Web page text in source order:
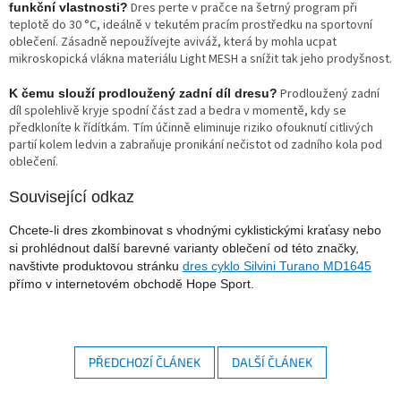
funkční vlastnosti? Dres perte v pračce na šetrný program při
teplotě do 30 °C, ideálně v tekutém pracím prostředku na sportovní
oblečení. Zásadně nepoužívejte aviváž, která by mohla ucpat
mikroskopická vlákna materiálu Light MESH a snížit tak jeho prodyšnost.
K čemu slouží prodloužený zadní díl dresu? Prodloužený zadní
díl spolehlivě kryje spodní část zad a bedra v momentě, kdy se
předkloníte k řídítkám. Tím účinně eliminuje riziko ofouknutí citlivých
partií kolem ledvin a zabraňuje pronikání nečistot od zadního kola pod
oblečení.
Související odkaz
Chcete-li dres zkombinovat s vhodnými cyklistickými kraťasy nebo
si prohlédnout další barevné varianty oblečení od této značky,
navštivte produktovou stránku dres cyklo Silvini Turano MD1645
přímo v internetovém obchodě Hope Sport.
PŘEDCHOZÍ ČLÁNEK DALŠÍ ČLÁNEK